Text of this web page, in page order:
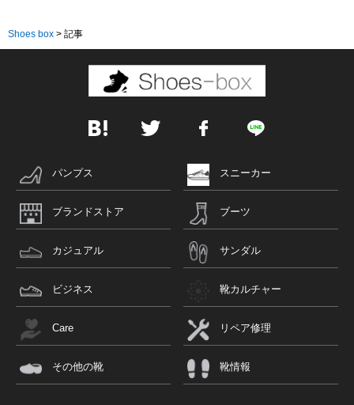
Shoes box > 記事
パンプス スニーカー
ブランドストア ブーツ
カジュアル サンダル
ビジネス 靴カルチャー
Care リペア修理
その他の靴 靴情報